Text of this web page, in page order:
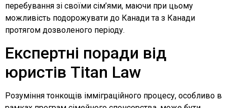
перебування зі своїми сім’ями, маючи при цьому
можливість подорожувати до Канади та з Канади
протягом дозволеного періоду.
Експертні поради від
юристів Titan Law
Розуміння тонкощів імміграційного процесу, особливо в